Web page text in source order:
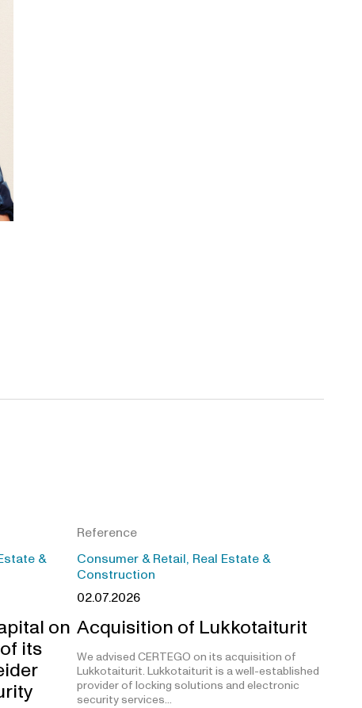
&
on
its
Reference
Consumer & Retail, Real Estate &
Construction
02.07.2026
Acquisition of Lukkotaiturit
We advised CERTEGO on its acquisition of
Lukkotaiturit. Lukkotaiturit is a well-established
provider of locking solutions and electronic
security services…